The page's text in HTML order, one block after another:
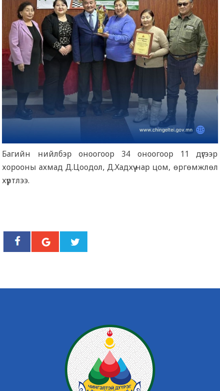
Багийн нийлбэр оноогоор 34 оноогоор 11 дүгээр
хорооны ахмад Д.Цоодол, Д.Хадхүү нар цом, өргөмжлөл
хүртлээ.